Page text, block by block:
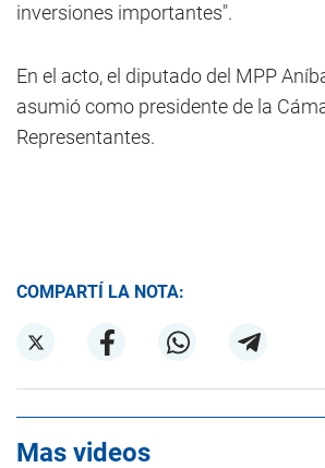
inversiones importantes".
En el acto, el diputado del MPP
asumió como presidente de la
Representantes.
COMPARTÍ LA NOTA:
Mas videos